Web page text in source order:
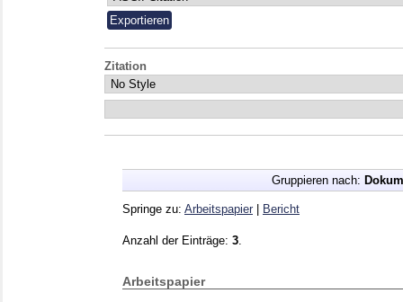
Zitation
Gruppieren nach:
Springe zu: Arbeitspapier Bericht
Anzahl der Einträge: 3
Arbeitspapier